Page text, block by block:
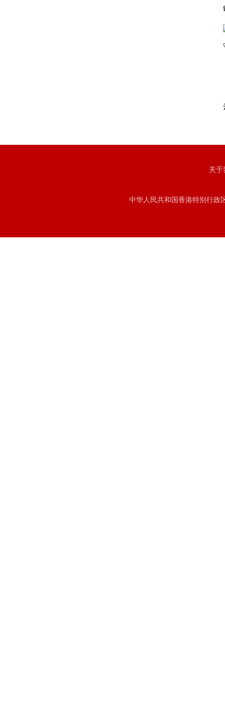
关于
中华人民共和国香港特别行政